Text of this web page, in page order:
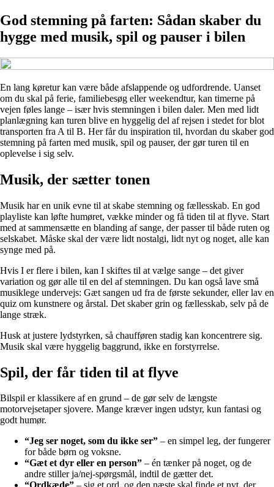
God stemning på farten: Sådan skaber du
hygge med musik, spil og pauser i bilen
En lang køretur kan være både afslappende og udfordrende. Uanset
om du skal på ferie, familiebesøg eller weekendtur, kan timerne på
vejen føles lange – især hvis stemningen i bilen daler. Men med lidt
planlægning kan turen blive en hyggelig del af rejsen i stedet for blot
transporten fra A til B. Her får du inspiration til, hvordan du skaber god
stemning på farten med musik, spil og pauser, der gør turen til en
oplevelse i sig selv.
Musik, der sætter tonen
Musik har en unik evne til at skabe stemning og fællesskab. En god
playliste kan løfte humøret, vække minder og få tiden til at flyve. Start
med at sammensætte en blanding af sange, der passer til både ruten og
selskabet. Måske skal der være lidt nostalgi, lidt nyt og noget, alle kan
synge med på.
Hvis I er flere i bilen, kan I skiftes til at vælge sange – det giver
variation og gør alle til en del af stemningen. Du kan også lave små
musiklege undervejs: Gæt sangen ud fra de første sekunder, eller lav en
quiz om kunstnere og årstal. Det skaber grin og fællesskab, selv på de
lange stræk.
Husk at justere lydstyrken, så chaufføren stadig kan koncentrere sig.
Musik skal være hyggelig baggrund, ikke en forstyrrelse.
Spil, der får tiden til at flyve
Bilspil er klassikere af en grund – de gør selv de længste
motorvejsetaper sjovere. Mange kræver ingen udstyr, kun fantasi og
godt humør.
“Jeg ser noget, som du ikke ser” – en simpel leg, der fungerer
for både børn og voksne.
“Gæt et dyr eller en person” – én tænker på noget, og de
andre stiller ja/nej-spørgsmål, indtil de gætter det.